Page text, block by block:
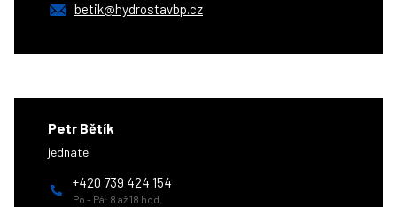
betik@hydrostavbp.cz
Petr Bětík
jednatel
+420 739 424 154
Po - Pá: 8 až 18 hod.